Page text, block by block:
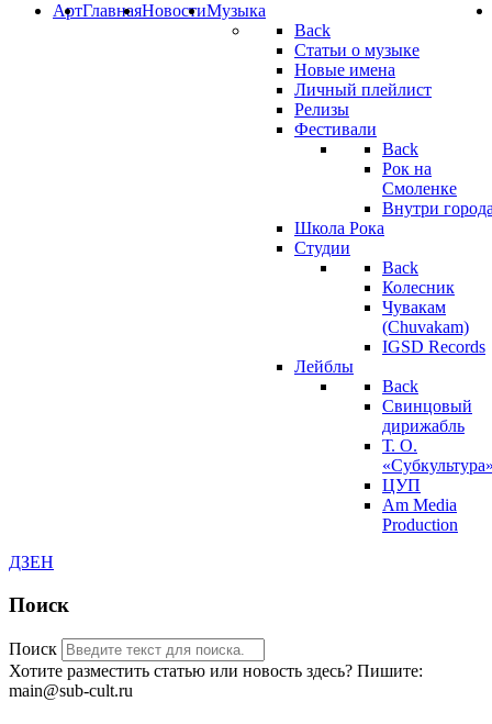
Музыка
Back
Статьи о музыке
Новые имена
Личный плейлист
Релизы
Фестивали
Back
Рок на
Смоленке
Внутри
Школа Рока
Студии
Back
Колесник
Чувакам
(Chuvakam)
IGSD Records
Лейблы
Back
Свинцовый
дирижабль
Т. О.
ЦУП
Am Media
Production
Новости
Главная
Арт
ДЗЕН
Поиск
Поиск
Хотите разместить статью или новость здесь? Пишите:
main@sub-cult.ru